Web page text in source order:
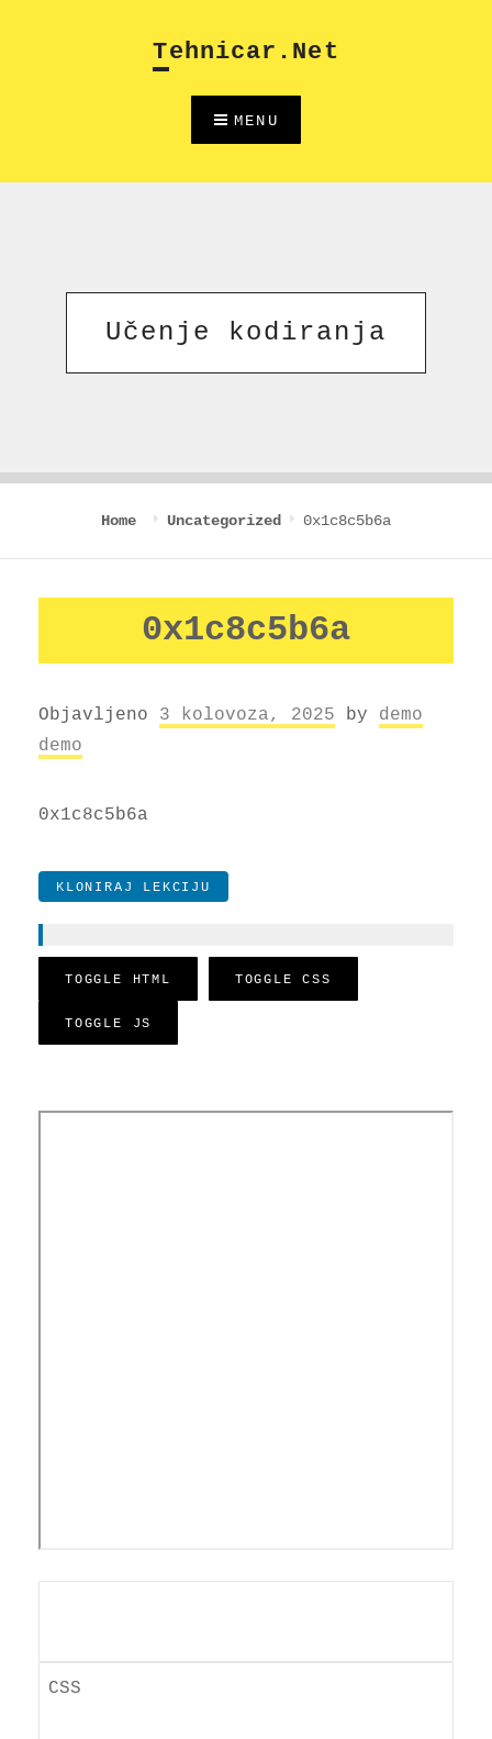
Tehnicar.net
MENU
Učenje kodiranja
Home Uncategorized 0x1c8c5b6a
0x1c8c5b6a
Objavljeno 3 kolovoza, 2025 by demo
demo
0x1c8c5b6a
KLONIRAJ LEKCIJU
TOGGLE HTML TOGGLE CSS
TOGGLE JS